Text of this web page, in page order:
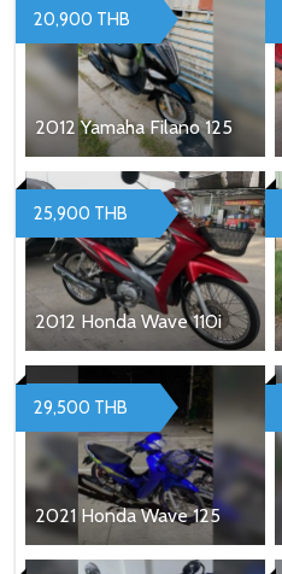
2012 Yamaha Filano 125
20,900 THB
2012 Honda Wave 110i
25,900 THB
2021 Honda Wave 125
29,500 THB